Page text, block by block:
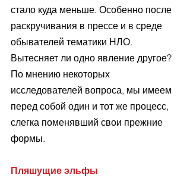
стало куда меньше. Особенно после
раскручивания в прессе и в среде
обывателей тематики НЛО.
Вытесняет ли одно явление другое?
По мнению некоторых
исследователей вопроса, мы имеем
перед собой один и тот же процесс,
слегка поменявший свои прежние
формы.
Пляшущие эльфы